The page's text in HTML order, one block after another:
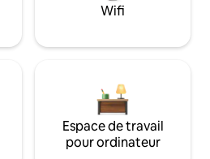
Wifi
Espace de travail
pour ordinateur